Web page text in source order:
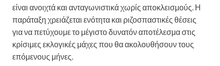
είναι ανοιχτά και ανταγωνιστικά χωρίς αποκλεισμούς. Η
παράταξη χρειάζεται ενότητα και ριζοσπαστικές θέσεις
για να πετύχουμε το μέγιστο δυνατόν αποτέλεσμα στις
κρίσιμες εκλογικές μάχες που θα ακολουθήσουν τους
επόμενους μήνες.